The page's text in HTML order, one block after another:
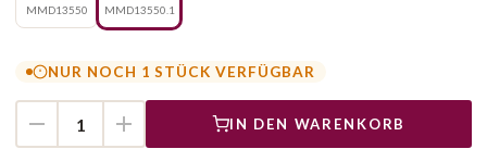
MMD13550
MMD13550.1
NUR NOCH 1 STÜCK VERFÜGBAR
IN DEN WARENKORB